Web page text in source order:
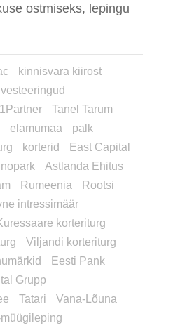
ostmiseks, lepingu
kinnisvara kiirost
1Partner
Tanel Tarum
elamumaa
palk
korterid
East Capital
Astlanda Ehitus
Rumeenia
Rootsi
intressimäär
korteriturg
Viljandi korteriturg
Eesti Pank
Grupp
Tatari
Vana-Lõuna